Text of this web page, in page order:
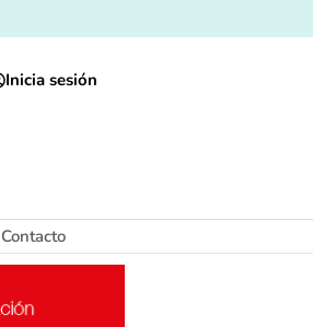
Inicia sesión
Contacto